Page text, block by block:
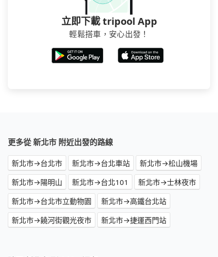
立即下載 tripool App
輕鬆搭車，安心出發！
更多從 新北市 附近出發的路線
新北市→台北市 新北市→台北車站
新北市→松山機場
新北市→陽明山
新北市→台北101
新北市→士林夜市
新北市→台北市立動物園
新北市→高鐵台北站
新北市→饒河街觀光夜市
新北市→捷運西門站